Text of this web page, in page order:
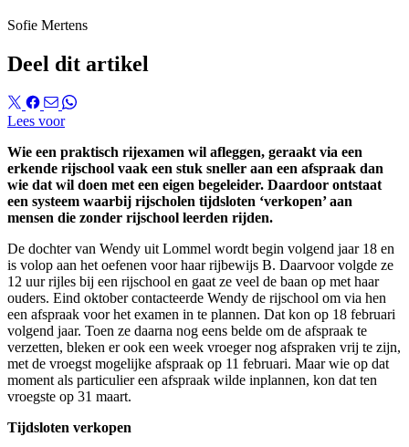
Sofie Mertens
Deel dit artikel
Lees voor
Wie een praktisch rijexamen wil afleggen, geraakt via een
erkende rijschool vaak een stuk sneller aan een afspraak dan
wie dat wil doen met een eigen begeleider. Daardoor ontstaat
een systeem waarbij rijscholen tijdsloten ‘verkopen’ aan
mensen die zonder rijschool leerden rijden.
De dochter van Wendy uit Lommel wordt begin volgend jaar 18 en
is volop aan het oefenen voor haar rijbewijs B. Daarvoor volgde ze
12 uur rijles bij een rijschool en gaat ze veel de baan op met haar
ouders. Eind oktober contacteerde Wendy de rijschool om via hen
een afspraak voor het examen in te plannen. Dat kon op 18 februari
volgend jaar. Toen ze daarna nog eens belde om de afspraak te
verzetten, bleken er ook een week vroeger nog afspraken vrij te zijn,
met de vroegst mogelijke afspraak op 11 februari. Maar wie op dat
moment als particulier een afspraak wilde inplannen, kon dat ten
vroegste op 31 maart.
Tijdsloten verkopen